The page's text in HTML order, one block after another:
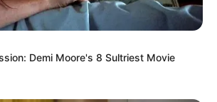
Demi Moore's 8 Sultriest Movie